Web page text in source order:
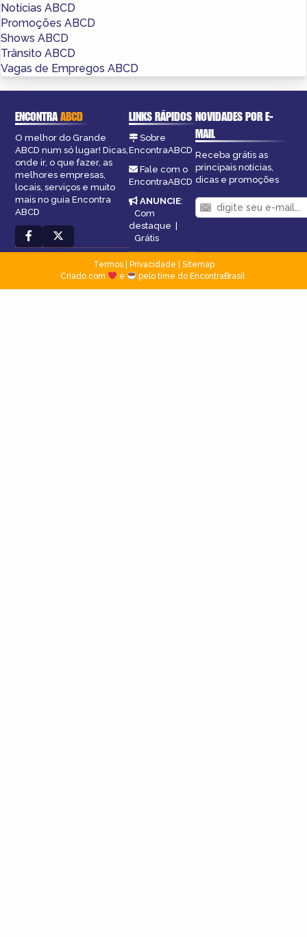
Notícias ABCD
Promoções ABCD
Shows ABCD
Trânsito ABCD
Vagas de Empregos ABCD
ENCONTRAABCD
O melhor do Grande
ABCD num só lugar! Dicas,
onde ir, o que fazer, as
melhores empresas,
locais, serviços e muito
mais no guia Encontra
ABCD
LINKS RÁPIDOS
Sobre
EncontraABCD
Fale com o
EncontraABCD
ANUNCIE:
Com
destaque
Grátis
NOVIDADES POR E-
MAIL
Receba grátis as
principais notícias,
dicas e promoções
Termos| Privacidade
Sitemap
Criado com
e pelo time do EncontraBrasil